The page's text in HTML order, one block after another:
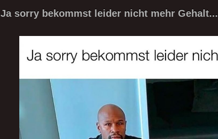
Ja sorry bekommst leider nicht mehr Gehalt...